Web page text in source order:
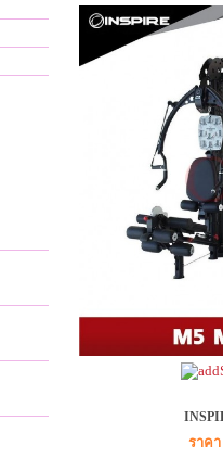
ราคา